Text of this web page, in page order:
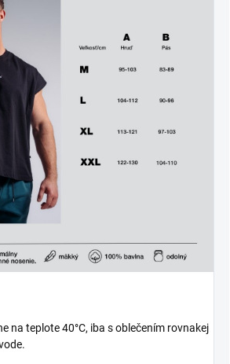
na teplote 40°C, iba s oblečením rovnakej